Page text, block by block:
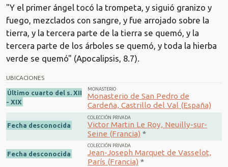
"Y el primer ángel tocó la trompeta, y siguió granizo y
fuego, mezclados con sangre, y fue arrojado sobre la
tierra, y la tercera parte de la tierra se quemó, y la
tercera parte de los árboles se quemó, y toda la hierba
verde se quemó" (Apocalipsis, 8.7).
UBICACIONES
Último cuarto del s. XII
- XIX
MONASTERIO
Monasterio de San Pedro de
Cardeña, Castrillo del Val (España)
Fecha desconocida
COLECCIÓN PRIVADA
Victor Martin Le Roy, Neuilly-sur-
Seine (Francia) *
Fecha desconocida
COLECCIÓN PRIVADA
Jean-Joseph Marquet de Vasselot,
París (Francia) *